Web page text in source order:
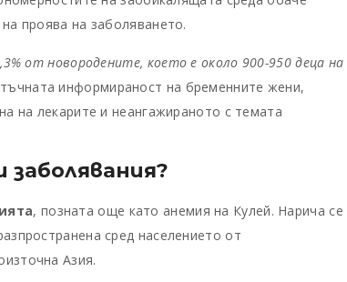
проява на заболяването.
от новородените, което е около 900-950 деца на
информираност на бременните жени,
на лекарите и неангажираното с темата
, позната още като анемия на Кулей. Нарича се
сред населението от
Азия.